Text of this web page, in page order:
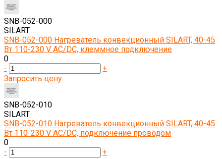
SNB-052-000
SILART
SNB-052-000 Нагреватель конвекционный SILART, 40-45
Вт 110-230 V AC/DC, клеммное подключение
0
-
+
Запросить цену
SNB-052-010
SILART
SNB-052-010 Нагреватель конвекционный SILART, 40-45
Вт 110-230 V AC/DC, подключение проводом
0
-
+